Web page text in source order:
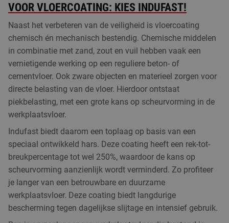
VOOR VLOERCOATING: KIES INDUFAST!
Naast het verbeteren van de veiligheid is vloercoating
chemisch én mechanisch bestendig. Chemische middelen
in combinatie met zand, zout en vuil hebben vaak een
vernietigende werking op een reguliere beton- of
cementvloer. Ook zware objecten en materieel zorgen voor
directe belasting van de vloer. Hierdoor ontstaat
piekbelasting, met een grote kans op scheurvorming in de
werkplaatsvloer.
Indufast biedt daarom een toplaag op basis van een
speciaal ontwikkeld hars. Deze coating heeft een rek-tot-
breukpercentage tot wel 250%, waardoor de kans op
scheurvorming aanzienlijk wordt verminderd. Zo profiteer
je langer van een betrouwbare en duurzame
werkplaatsvloer. Deze coating biedt langdurige
bescherming tegen dagelijkse slijtage en intensief gebruik.